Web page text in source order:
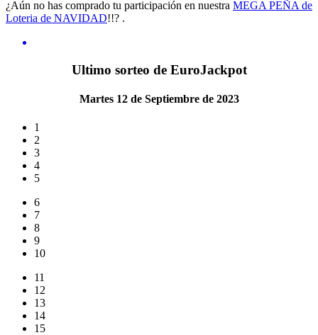
¿Aún no has comprado tu participación en nuestra MEGA PEÑA de
Loteria de NAVIDAD!!? .
Ultimo sorteo de EuroJackpot
Martes 12 de Septiembre de 2023
1
2
3
4
5
6
7
8
9
10
11
12
13
14
15